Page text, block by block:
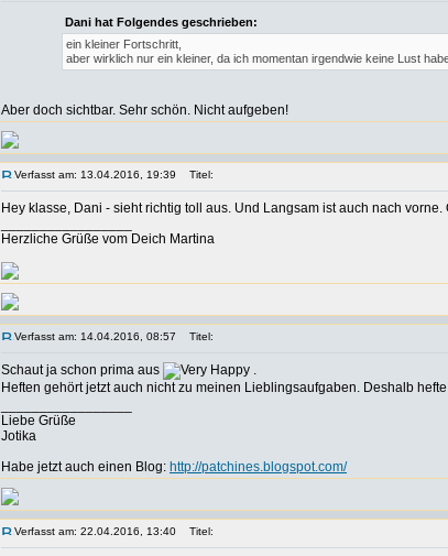
Dani hat Folgendes geschrieben:
ein kleiner Fortschritt,
aber wirklich nur ein kleiner, da ich momentan irgendwie keine Lust
Aber doch sichtbar. Sehr schön. Nicht aufgeben!
Verfasst am: 13.04.2016, 19:39 Titel:
Hey klasse, Dani - sieht richtig toll aus. Und Langsam ist auch nach vorne.
Herzliche Grüße vom Deich Martina
Verfasst am: 14.04.2016, 08:57 Titel:
Schaut ja schon prima aus
.
Heften gehört jetzt auch nicht zu meinen Lieblingsaufgaben. Deshalb
Liebe Grüße
Jotika
Habe jetzt auch einen Blog: http://patchines.blogspot.com/
Verfasst am: 22.04.2016, 13:40 Titel: